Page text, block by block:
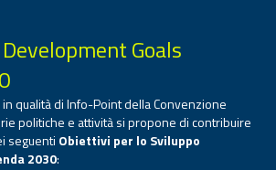
Goals
in qualità di Info-Point della Convenzione
politiche e attività si propone di contribuire
seguenti Obiettivi per lo Sviluppo
2030: